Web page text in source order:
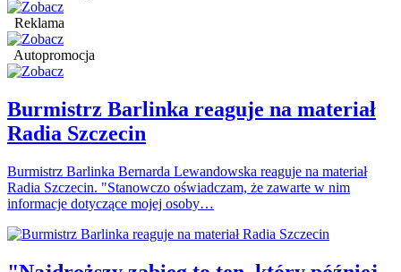
Reklama
Autopromocja
Burmistrz Barlinka reaguje na materiał
Radia Szczecin
Burmistrz Barlinka Bernarda Lewandowska reaguje na materiał
Radia Szczecin. "Stanowczo oświadczam, że zawarte w nim
informacje dotyczące mojej osoby…